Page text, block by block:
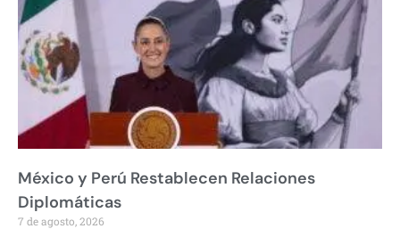
México y Perú Restablecen Relaciones
Diplomáticas
7 de agosto, 2026